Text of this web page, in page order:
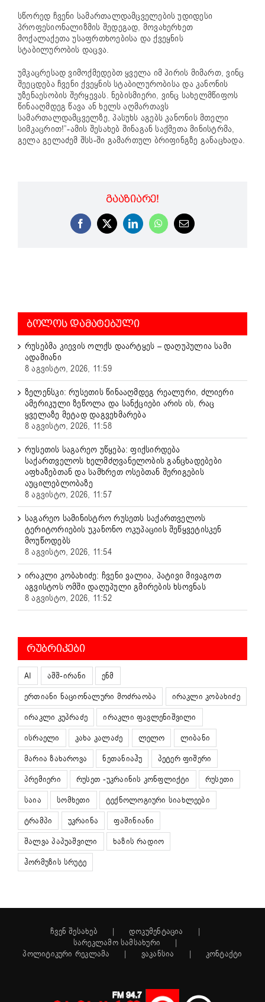
სწორედ ჩვენი სამართალდამცველების უდიდესი
პროფესიონალიზმის შედეგად, მოვახერხეთ
მოქალაქეთა უსაფრთხოებისა და ქვეყნის
სტაბილურობის დაცვა.
უმკაცრესად ვიმოქმედებთ ყველა იმ პირის მიმართ, ვინც
შეეცდება ჩვენი ქვეყნის სტაბილურობისა და კანონის
უზენაესობის შერყევას. ნებისმიერი, ვინც სახელმწიფოს
წინააღმდეგ წავა ან ხელს აღმართავს
სამართალდამცველზე, პასუხს აგებს კანონის მთელი
სიმკაცრით!”-ამის შესახებ შინაგან საქმეთა მინისტრმა,
გელა გელაძემ შსს-ში გამართულ ბრიფინგზე განაცხადა.
ᲒᲐᲐᲖᲘᲐᲠᲔ!
Facebook
X LinkedInWhatsApp
Email
ᲑᲝᲚᲝᲡ ᲓᲐᲛᲐᲢᲔᲑᲣᲚᲘ
რუსებმა კიევის ოლქს დაარტყეს – დაღუპულია სამი
ადამიანი
8 აგვისტო, 2026, 11:59
ზელენსკი: რუსეთის წინააღმდეგ რეალური, ძლიერი
ამერიკული ზეწოლა და სანქციები არის ის, რაც
ყველაზე მეტად დაგვეხმარება
8 აგვისტო, 2026, 11:58
რუსეთის საგარეო უწყება: ფიქსირდება
საქართველოს ხელმძღვანელობის განცხადებები
აფხაზებთან და სამხრეთ ოსებთან შერიგების
აუცილებლობაზე
8 აგვისტო, 2026, 11:57
საგარეო სამინისტრო რუსეთს საქართველოს
ტერიტორიების უკანონო ოკუპაციის შეწყვეტისკენ
მოუწოდებს
8 აგვისტო, 2026, 11:54
ირაკლი კობახიძე: ჩვენი ვალია, პატივი მივაგოთ
აგვისტოს ომში დაღუპული გმირების ხსოვნას
8 აგვისტო, 2026, 11:52
ᲠᲣᲑᲠᲘᲙᲔᲑᲘ
AI აშშ-ირანი
ენმ
ერთიანი ნაციონალური მოძრაობა
ირაკლი კობახიძე
ირაკლი კუპრაძე
ირაკლი ფავლენიშვილი
ისრაელი
კახა კალაძე ლელო
ლიბანი
მარია ზახაროვა
ნეთანიაჰუ
პეტერ ფიშერი
პრემიერი
რუსეთ -უკრაინის კონფლიქტი
რუსეთი
საია
სომხეთი
ტექნოლოგიური სიახლეები
ტრამპი
უკრაინა
ფაშინიანი
შალვა პაპუაშვილი
ხაზის რადიო
ჰორმუზის სრუტე
ჩვენ შესახებ
დოკუმენტაცია
სარეკლამო სამსახური
პოლიტიკური რეკლამა
ვაკანსია კონტაქტი